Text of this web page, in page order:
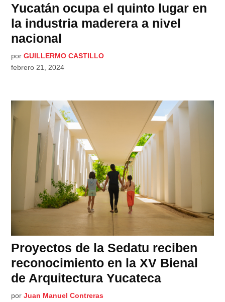
Yucatán ocupa el quinto lugar en
la industria maderera a nivel
nacional
por GUILLERMO CASTILLO
febrero 21, 2024
Proyectos de la Sedatu reciben
reconocimiento en la XV Bienal
de Arquitectura Yucateca
por Juan Manuel Contreras